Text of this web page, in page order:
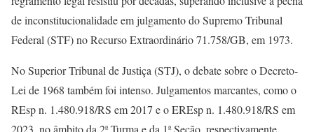
de inconstitucionalidade em julgamento do Supremo Tribunal
Federal (STF) no Recurso Extraordinário 71.758/GB, em 1973.
No Superior Tribunal de Justiça (STJ), o debate sobre o Decreto-
Lei de 1968 também foi intenso. Julgamentos marcantes, como o
REsp n. 1.480.918/RS em 2017 e o EREsp n. 1.480.918/RS em